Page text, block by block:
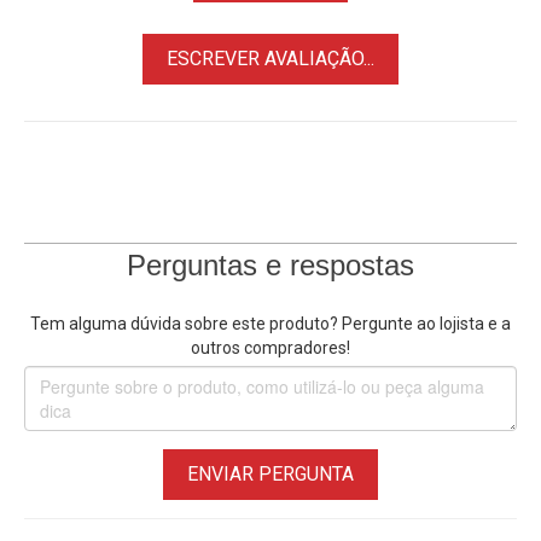
• Alça Handle Bar confortável pode ser montada no lado
direito e esquerdo, traz vozes mais convenientes
ESCREVER AVALIAÇÃO...
Perguntas e respostas
Tem alguma dúvida sobre este produto? Pergunte ao lojista e a
outros compradores!
ENVIAR PERGUNTA